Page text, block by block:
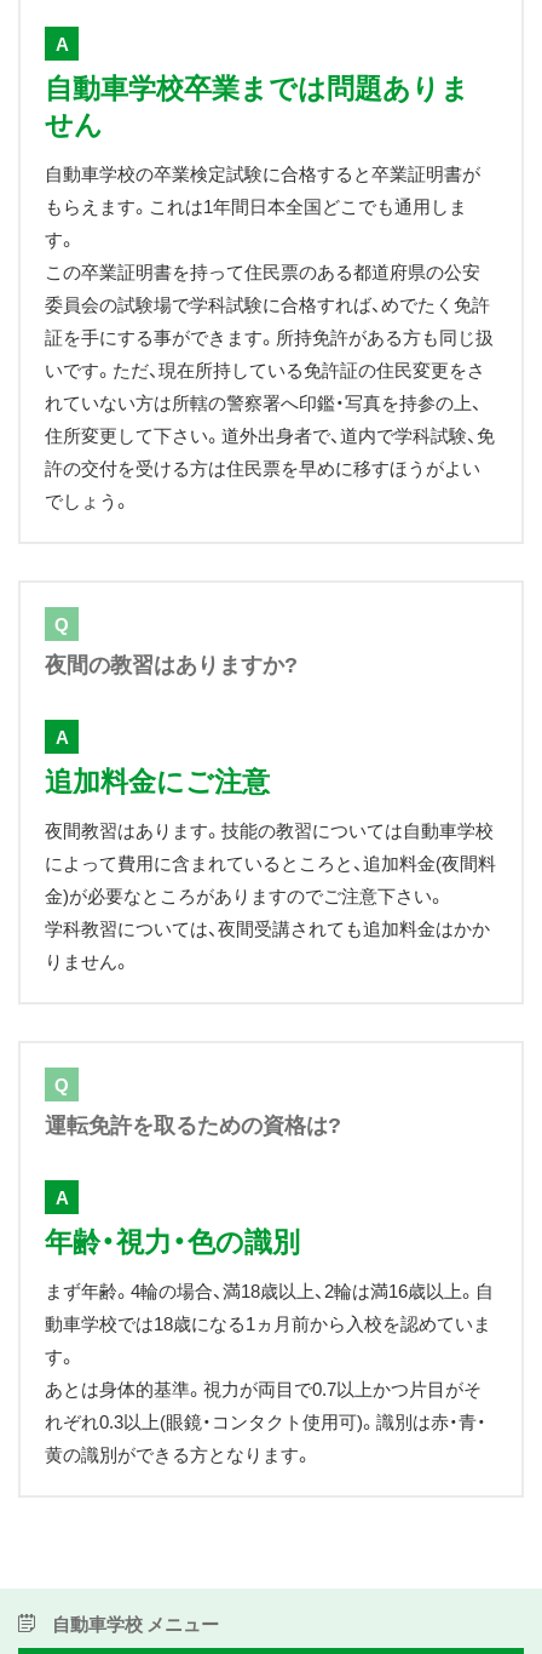
A
自動車学校卒業までは問題ありま
せん
自動車学校の卒業検定試験に合格すると卒業証明書が
もらえます。これは1年間日本全国どこでも通用しま
す。
この卒業証明書を持って住民票のある都道府県の公安
委員会の試験場で学科試験に合格すれば、めでたく免許
証を手にする事ができます。所持免許がある方も同じ扱
いです。ただ、現在所持している免許証の住民変更をさ
れていない方は所轄の警察署へ印鑑・写真を持参の上、
住所変更して下さい。道外出身者で、道内で学科試験、免
許の交付を受ける方は住民票を早めに移すほうがよい
でしょう。
Q
夜間の教習はありますか?
A
追加料金にご注意
夜間教習はあります。技能の教習については自動車学校
によって費用に含まれているところと、追加料金(夜間料
金)が必要なところがありますのでご注意下さい。
学科教習については、夜間受講されても追加料金はかか
りません。
Q
運転免許を取るための資格は?
A
年齢・視力・色の識別
まず年齢。4輪の場合、満18歳以上、2輪は満16歳以上。自
動車学校では18歳になる1ヵ月前から入校を認めていま
す。
あとは身体的基準。視力が両目で0.7以上かつ片目がそ
れぞれ0.3以上(眼鏡・コンタクト使用可)。識別は赤・青・
黄の識別ができる方となります。
自動車学校 メニュー